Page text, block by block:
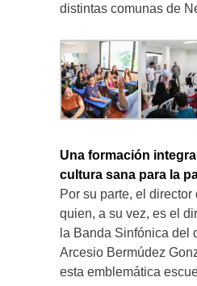
distintas comunas de
Una formación
cultura sana para la
Por su parte, el
quien, a su vez, es el
la Banda Sinfónica del
Arcesio Bermúdez
esta emblemática